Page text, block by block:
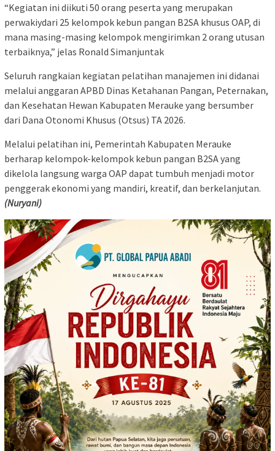
“​Kegiatan ini diikuti 50 orang peserta yang merupakan
perwakiydari 25 kelompok kebun pangan B2SA khusus OAP, di
mana masing-masing kelompok mengirimkan 2 orang utusan
terbaiknya,” jelas Ronald Simanjuntak
​Seluruh rangkaian kegiatan pelatihan manajemen ini didanai
melalui anggaran APBD Dinas Ketahanan Pangan, Peternakan,
dan Kesehatan Hewan Kabupaten Merauke yang bersumber
dari Dana Otonomi Khusus (Otsus) TA 2026.
​Melalui pelatihan ini, Pemerintah Kabupaten Merauke
berharap kelompok-kelompok kebun pangan B2SA yang
dikelola langsung warga OAP dapat tumbuh menjadi motor
penggerak ekonomi yang mandiri, kreatif, dan berkelanjutan.
(Nuryani)